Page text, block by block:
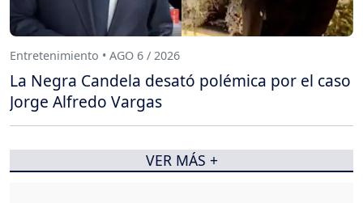
Entretenimiento • AGO 6 / 2026
La Negra Candela desató polémica por el caso
Jorge Alfredo Vargas
VER MÁS +